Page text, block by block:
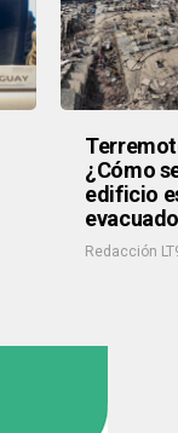
¿Cómo
edificio
Redacción